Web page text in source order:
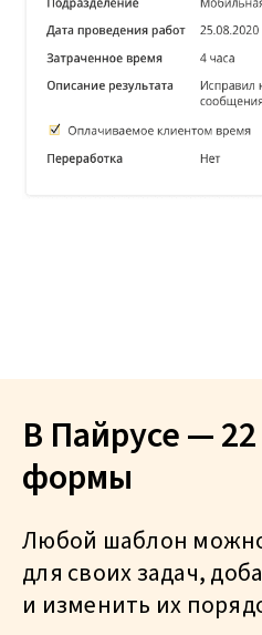
В Пайрусе —
формы
Любой шаблон
для своих задач,
и изменить их